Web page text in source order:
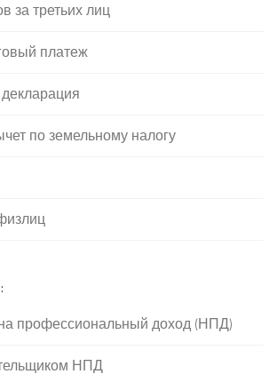
за третьих лиц
платеж
по земельному налогу
профессиональный доход (НПД)
НПД